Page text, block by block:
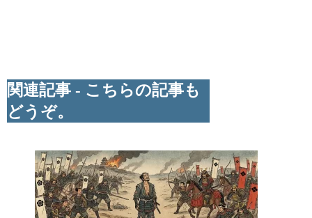
関連記事 - こちらの記事も
どうぞ。